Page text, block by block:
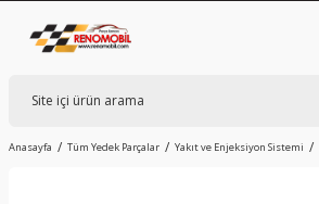
Anasayfa Tüm Yedek Parçalar Yakıt ve Enjeksiyon Sistemi